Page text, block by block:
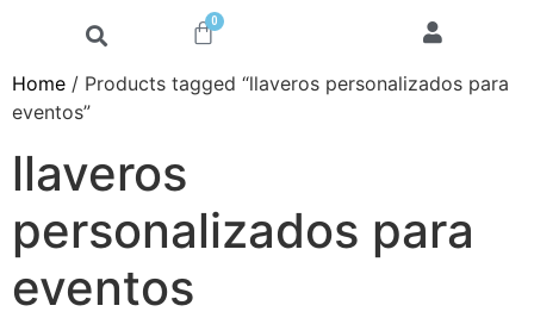
0
Home / Products tagged “llaveros personalizados para
eventos”
llaveros
personalizados para
eventos